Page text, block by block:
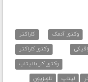
وکتور آدمک
کاراکتر
وکتور کاراکتر
وکتور کار با لپتاپ
لپتاپ تلویزیون